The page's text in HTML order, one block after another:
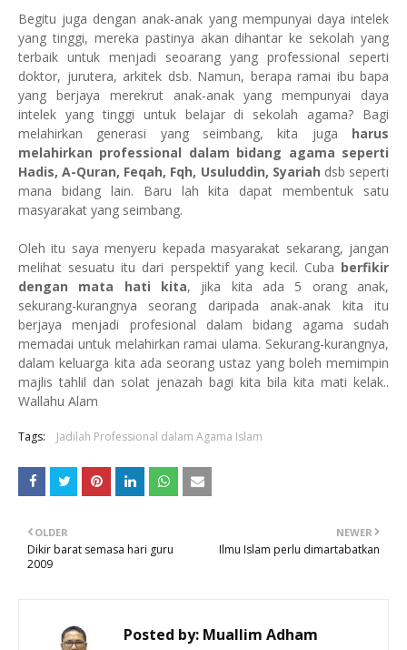
Begitu juga dengan anak-anak yang mempunyai daya intelek
yang tinggi, mereka pastinya akan dihantar ke sekolah yang
terbaik untuk menjadi seoarang yang professional seperti
doktor, jurutera, arkitek dsb. Namun, berapa ramai ibu bapa
yang berjaya merekrut anak-anak yang mempunyai daya
intelek yang tinggi untuk belajar di sekolah agama? Bagi
melahirkan generasi yang seimbang, kita juga harus
melahirkan professional dalam bidang agama seperti
Hadis, A-Quran, Feqah, Fqh, Usuluddin, Syariah dsb seperti
mana bidang lain. Baru lah kita dapat membentuk satu
masyarakat yang seimbang.
Oleh itu saya menyeru kepada masyarakat sekarang, jangan
melihat sesuatu itu dari perspektif yang kecil. Cuba berfikir
dengan mata hati kita, jika kita ada 5 orang anak,
sekurang-kurangnya seorang daripada anak-anak kita itu
berjaya menjadi profesional dalam bidang agama sudah
memadai untuk melahirkan ramai ulama. Sekurang-kurangnya,
dalam keluarga kita ada seorang ustaz yang boleh memimpin
majlis tahlil dan solat jenazah bagi kita bila kita mati kelak..
Wallahu Alam
Tags: Jadilah Professional dalam Agama Islam
NEWER
Ilmu Islam perlu dimartabatkan
OLDER
Dikir barat semasa hari guru
2009
Posted by: Muallim Adham